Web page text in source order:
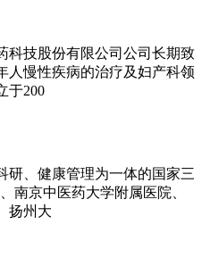
科技股份有限公司公司长期致
人慢性疾病的治疗及妇产科领
于200
研、健康管理为一体的国家三
南京中医药大学附属医院、
扬州大